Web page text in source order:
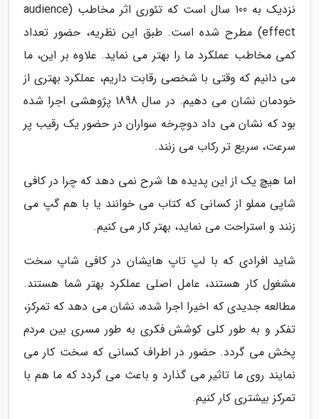
نزدیک به 100 سال است که تئوری اثر مخاطب (audience
effect) مطرح شده است. طبق این نظریه، حضور تعداد
کمی مخاطب عملکرد ما را بهتر می نماید. علاوه بر این، ما
می دانیم که وقتی با شخصی رقابت داریم، عملکرد بهتری از
خودمان نشان می دهیم. در سال 1898 پژوهشی اجرا شده
بود که نشان می داد دوچرخه سواران در حضور یک رقیب پر
سرعت، سریع تر رکاب می زنند.
اما هیچ یک از این پدیده ها شرح نمی دهد که چرا در کافی
شاپی مملو از کسانی که کتاب می خوانند یا با هم گپ می
زنند و استراحت می نماید، بهتر کار می کنیم.
شاید افرادی که با لپ تاپ هایشان در کافی شاپ سخت
مشغول کار هستند، عامل اصلی عملکرد بهتر شما هستند.
مطالعه جدیدی که اخیرا اجرا شده، نشان می دهد که تمرکز،
تفکر و به طور کلی کوشش فکری به طور مسری بین مردم
پخش می گردد. حضور در اطراف کسانی که سخت کار می
نمایند روی ما تاثیر می گذارد و باعث می گردد که ما هم با
تمرکز بیشتری کار کنیم.